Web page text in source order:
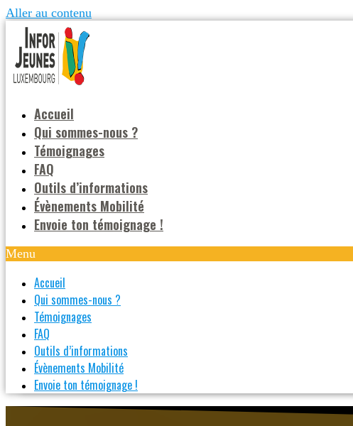
Aller au contenu
Accueil
Qui sommes-nous ?
Témoignages
FAQ
Outils d’informations
Évènements Mobilité
Envoie ton témoignage !
Menu
Accueil
Qui sommes-nous ?
Témoignages
FAQ
Outils d’informations
Évènements Mobilité
Envoie ton témoignage !